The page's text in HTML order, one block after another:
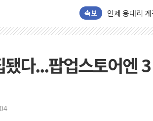
속보
인제 용대리
동해시,
청양 밭에서
폭염에 車 운
李대통령,
'호우 특보'
주말 무더위
다...팝업스토어엔 3